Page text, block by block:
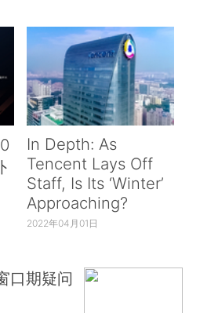
In Depth: As
Tencent Lays Off
Staff, Is Its ‘Winter’
Approaching?
2022年04月01日
口期疑问